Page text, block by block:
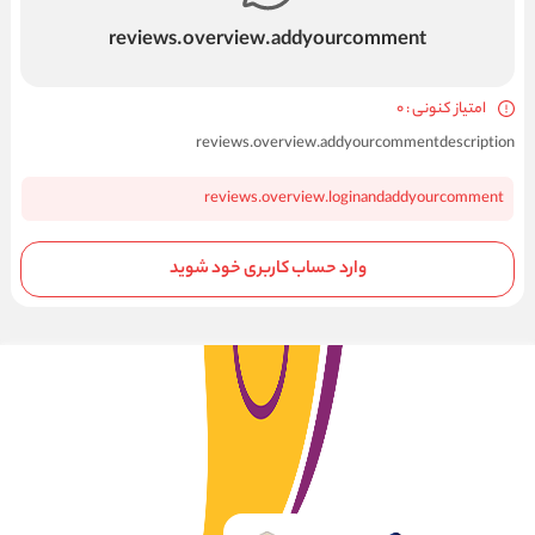
reviews.overview.addyourcomment
امتیاز کنونی : 0
reviews.overview.addyourcommentdescription
reviews.overview.loginandaddyourcomment
وارد حساب کاربری خود شوید